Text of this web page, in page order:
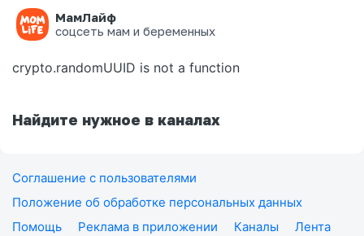
МамЛайф
соцсеть мам и беременных
Ошибка на странице
crypto.randomUUID is not a function
Найдите нужное в каналах
Соглашение с пользователями
Положение об обработке персональных данных
Помощь
Реклама в приложении Каналы
Лента